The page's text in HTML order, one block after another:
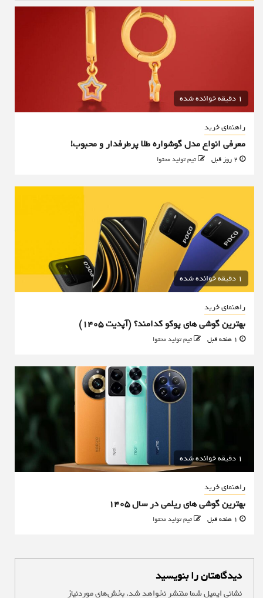
1 دقیقه خوانده شده
راهنمای خرید
معرفی انواع مدل گوشواره طلا پرطرفدار و محبوب!
تیم تولید محتوا
1 دقیقه خوانده شده
راهنمای خرید
بهترین گوشی های پوکو کدامند؟ (آپدیت ۱۴۰۵)
تیم تولید محتوا
1 دقیقه خوانده شده
راهنمای خرید
بهترین گوشی های ریلمی در سال 1405
تیم تولید محتوا
دیدگاهتان را بنویسید
نشانی ایمیل شما منتشر نخواهد شد.بخش‌های موردنیاز